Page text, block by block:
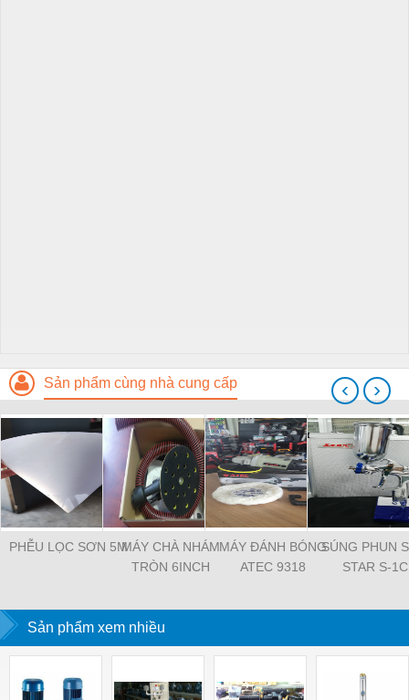
Sản phẩm cùng nhà cung cấp
PHỄU LỌC SƠN 5MMÁY CHÀ NHÁM
TRÒN 6INCH
MÁY ĐÁNH BÓNG
ATEC 9318
SÚNG PHUN
STAR S-1C
‹ ›
Sản phẩm xem nhiều